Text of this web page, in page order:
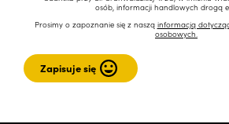
osób, informacji handlowych drogą
Prosimy o zapoznanie się z naszą informacją
osobowych.